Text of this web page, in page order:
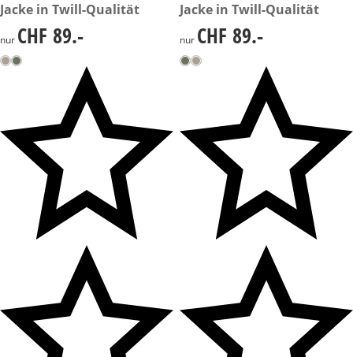
CHF 89.-
Jacke in Twill-Qualität
CHF 89.-
nur CHF 89.-
CHF 89.-
Jacke in Twill-Qualität
CHF 89.-
nur CHF 89.-